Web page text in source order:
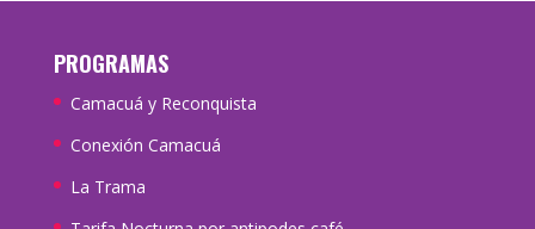
PROGRAMAS
Camacuá y Reconquista
Conexión Camacuá
La Trama